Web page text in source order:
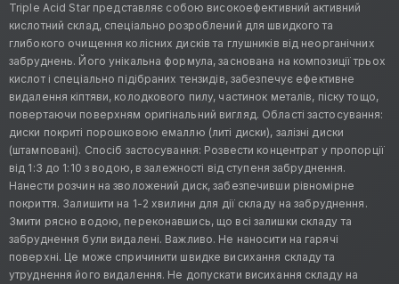
Triple Acid Star представляє собою високоефективний активний
кислотний склад, спеціально розроблений для швидкого та
глибокого очищення колісних дисків та глушників від неорганічних
забруднень. Його унікальна формула, заснована на композиції трьох
кислот і спеціально підібраних тензидів, забезпечує ефективне
видалення кіптяви, колодкового пилу, частинок металів, піску тощо,
повертаючи поверхням оригінальний вигляд. Області застосування:
диски покриті порошковою емаллю (литі диски), залізні диски
(штамповані). Спосіб застосування: Розвести концентрат у пропорції
від 1:3 до 1:10 з водою, в залежності від ступеня забруднення.
Нанести розчин на зволожений диск, забезпечивши рівномірне
покриття. Залишити на 1-2 хвилини для дії складу на забруднення.
Змити рясно водою, переконавшись, що всі залишки складу та
забруднення були видалені. Важливо. Не наносити на гарячі
поверхні. Це може спричинити швидке висихання складу та
утруднення його видалення. Не допускати висихання складу на